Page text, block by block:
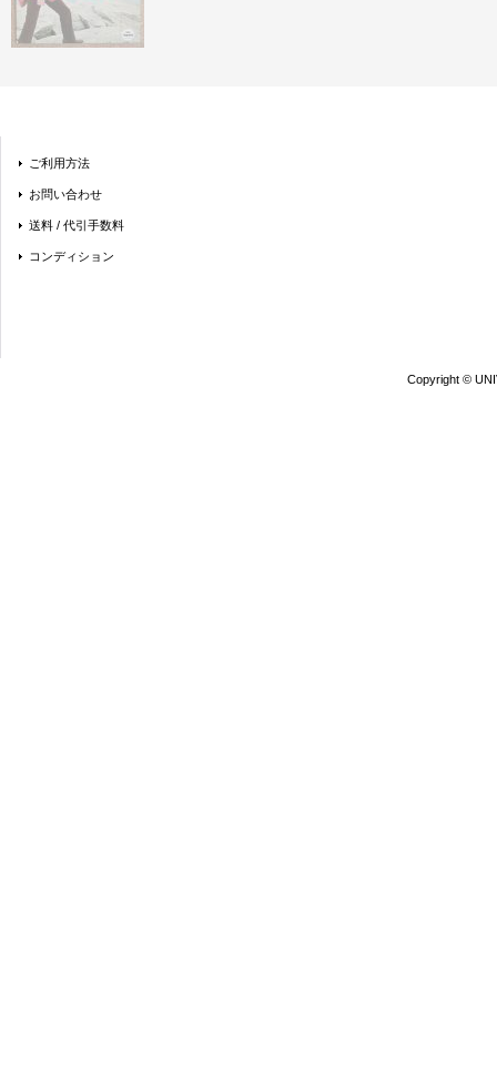
ご利用方法
お問い合わせ
送料 / 代引手数料
コンディション
Copyright ©